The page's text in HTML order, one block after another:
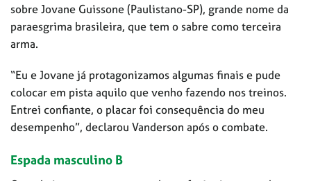
sobre Jovane Guissone (Paulistano-SP), grande nome da
paraesgrima brasileira, que tem o sabre como terceira
arma.
“Eu e Jovane já protagonizamos algumas finais e pude
colocar em pista aquilo que venho fazendo nos treinos.
Entrei confiante, o placar foi consequência do meu
desempenho”, declarou Vanderson após o combate.
Espada masculino B